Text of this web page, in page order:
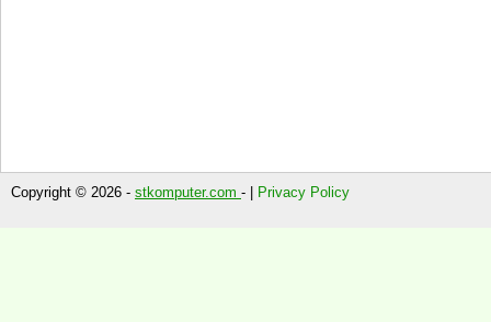
Copyright © 2026 - stkomputer.com - | Privacy Policy